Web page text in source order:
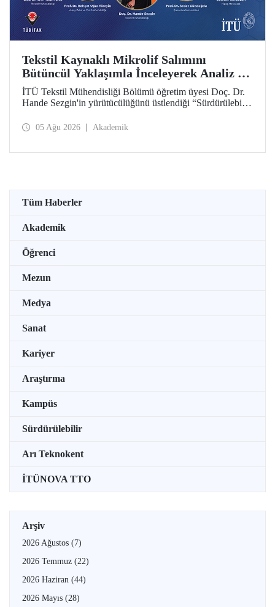
Tekstil Kaynaklı Mikrolif Salımını
Bütüncül Yaklaşımla İnceleyerek Analiz ve
Azaltım Stratejileri Geliştirecek Projeye
TÜBİTAK Desteği
İTÜ Tekstil Mühendisliği Bölümü öğretim üyesi Doç. Dr.
Hande Sezgin'in yürütücülüğünü üstlendiği “Sürdürülebilir
Koşullarına Bağlı Mikrolif Salımı: Aşınma, UV Maruziyeti
05 Ağu 2026 Akademik
Tüm Haberler
Akademik
Öğrenci
Mezun
Medya
Sanat
Kariyer
Araştırma
Kampüs
Sürdürülebilir
Arı Teknokent
İTÜNOVA TTO
Arşiv
2026 Ağustos (7)
2026 Temmuz (22)
2026 Haziran (44)
2026 Mayıs (28)